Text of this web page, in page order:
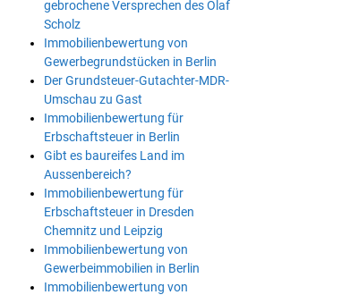
gebrochene Versprechen des Olaf
Scholz
Immobilienbewertung von
Gewerbegrundstücken in Berlin
Der Grundsteuer-Gutachter-MDR-
Umschau zu Gast
Immobilienbewertung für
Erbschaftsteuer in Berlin
Gibt es baureifes Land im
Aussenbereich?
Immobilienbewertung für
Erbschaftsteuer in Dresden
Chemnitz und Leipzig
Immobilienbewertung von
Gewerbeimmobilien in Berlin
Immobilienbewertung von